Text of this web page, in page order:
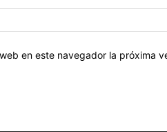
en este navegador la próxima